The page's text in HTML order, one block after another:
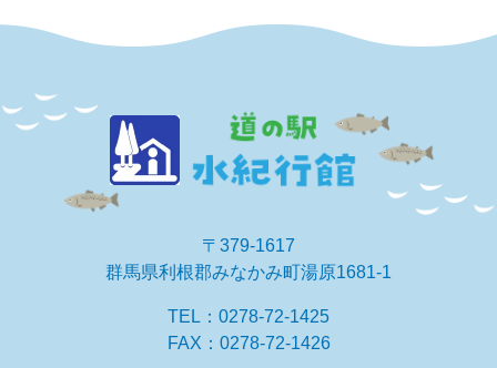
〒379-1617
群馬県利根郡みなかみ町湯原1681-1
TEL：0278-72-1425
FAX：0278-72-1426